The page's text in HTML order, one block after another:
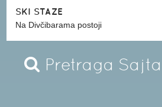
SKI STAZE
Na Divčibarama postoji